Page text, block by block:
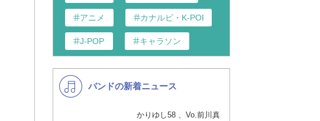
アニメ カナルビ・K-POP和訳
J-POP キャラソン
K-POP バンド
洋楽
バンドの新着ニュース
かりゆし58 、Vo.前川真